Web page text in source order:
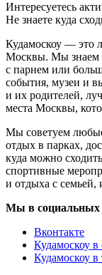
Интересуетесь
Не знаете куда
Кудамоскоу — это
Москвы. Мы знаем
с парнем или
события, музеи и
и их родителей,
места Москвы,
Мы советуем
отдых в парках,
куда можно
спортивные
и отдыха с семьей,
Мы в социальных
Вконтакте
Кудамоскоу
Кудамоскоу в